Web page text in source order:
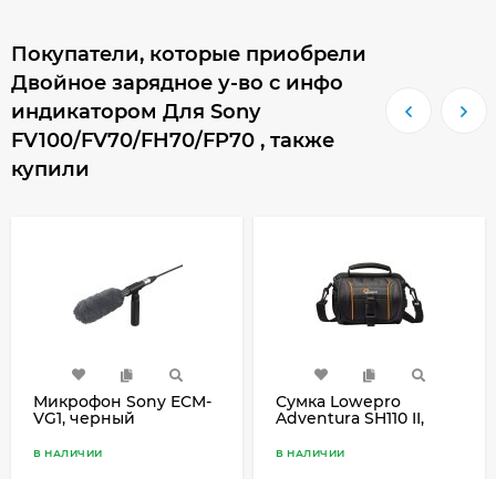
Покупатели, которые приобрели
Двойное зарядное у-во с инфо
индикатором Для Sony
FV100/FV70/FH70/FP70 , также
купили
Микрофон Sony ECM-
VG1, черный
В НАЛИЧИИ
Сумка Lowepro
Adventura SH110 II,
В НАЛИЧИИ